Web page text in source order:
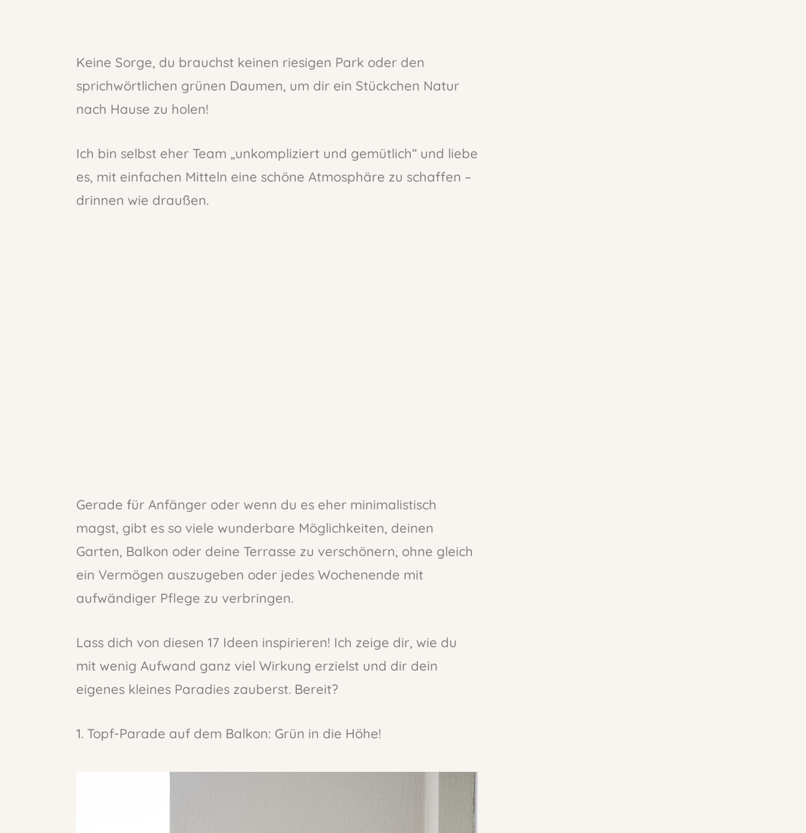
Keine Sorge, du brauchst keinen riesigen Park oder den
sprichwörtlichen grünen Daumen, um dir ein Stückchen Natur
nach Hause zu holen!
Ich bin selbst eher Team „unkompliziert und gemütlich“ und liebe
es, mit einfachen Mitteln eine schöne Atmosphäre zu schaffen –
drinnen wie draußen.
Gerade für Anfänger oder wenn du es eher minimalistisch
magst, gibt es so viele wunderbare Möglichkeiten, deinen
Garten, Balkon oder deine Terrasse zu verschönern, ohne gleich
ein Vermögen auszugeben oder jedes Wochenende mit
aufwändiger Pflege zu verbringen.
Lass dich von diesen 17 Ideen inspirieren! Ich zeige dir, wie du
mit wenig Aufwand ganz viel Wirkung erzielst und dir dein
eigenes kleines Paradies zauberst. Bereit?
1. Topf-Parade auf dem Balkon: Grün in die Höhe!